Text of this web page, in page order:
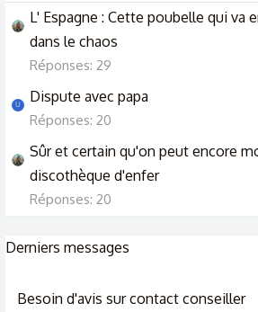
L' Espagne : Cette poubelle qui va
dans le chaos
Réponses: 29
U Dispute avec papa
Réponses: 20
Sûr et certain qu'on peut encore
discothèque d'enfer
Réponses: 20
Derniers messages
Besoin d'avis sur contact conseiller